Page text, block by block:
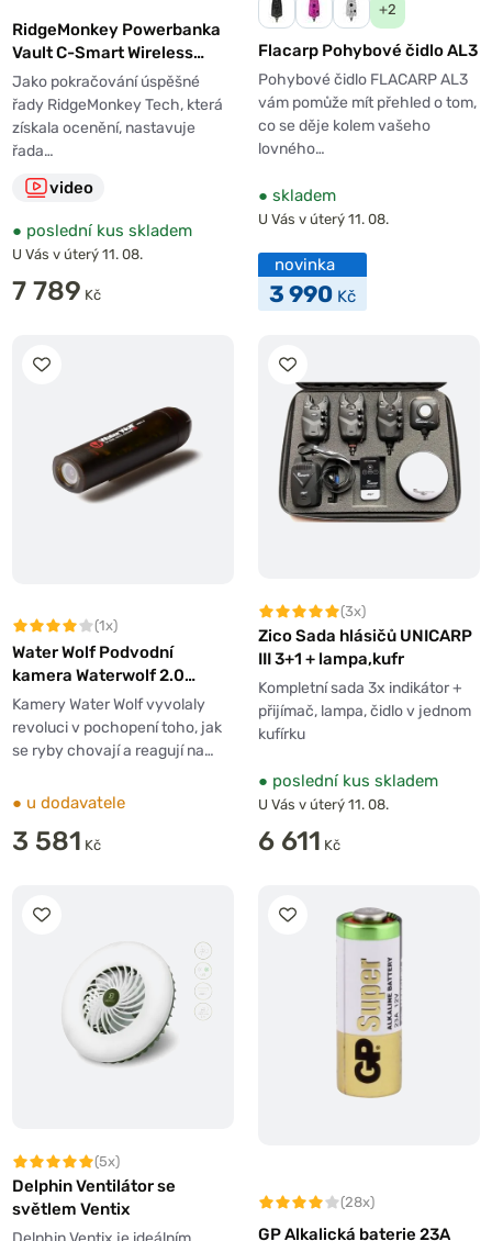
RidgeMonkey Powerbanka
Vault C-Smart Wireless
77850mAh Green
Jako pokračování úspěšné
řady RidgeMonkey Tech, která
získala ocenění, nastavuje
řada…
video
● poslední kus skladem
U Vás v úterý 11. 08.
7 789 Kč
+2
Flacarp Pohybové čidlo AL3
Pohybové čidlo FLACARP AL3
vám pomůže mít přehled o tom,
co se děje kolem vašeho
lovného…
● skladem
U Vás v úterý 11. 08.
novinka
3 990 Kč
(1x)
Water Wolf Podvodní
kamera Waterwolf 2.0
1080K
Kamery Water Wolf vyvolaly
revoluci v pochopení toho, jak
se ryby chovají a reagují na…
● u dodavatele
3 581 Kč
(3x)
Zico Sada hlásičů UNICARP
III 3+1 + lampa,kufr
Kompletní sada 3x indikátor +
přijímač, lampa, čidlo v jednom
kufírku
● poslední kus skladem
U Vás v úterý 11. 08.
6 611 Kč
(5x)
Delphin Ventilátor se
světlem Ventix
(28x)
GP Alkalická baterie 23A